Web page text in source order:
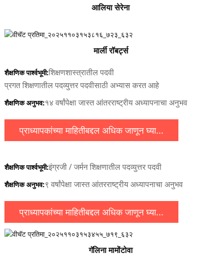
आलिया सेरेना
मार्ली रॉबर्ट्स
शैक्षणिक पार्श्वभूमी:शिक्षणशास्त्रातील पदवी
प्रगत शिक्षणातील पदव्युत्तर पदवीसाठी अभ्यास करत आहे
शैक्षणिक अनुभव:१४ वर्षांपेक्षा जास्त आंतरराष्ट्रीय अध्यापनाचा अनुभव
प्राध्यापकांच्या माहितीबद्दल अधिक जाणून घ्या...
शैक्षणिक पार्श्वभूमी:इंग्रजी / जर्मन शिक्षणातील पदव्युत्तर पदवी
शैक्षणिक अनुभव:९ वर्षांपेक्षा जास्त आंतरराष्ट्रीय अध्यापनाचा अनुभव
प्राध्यापकांच्या माहितीबद्दल अधिक जाणून घ्या...
गॅलिना मामोंटोवा